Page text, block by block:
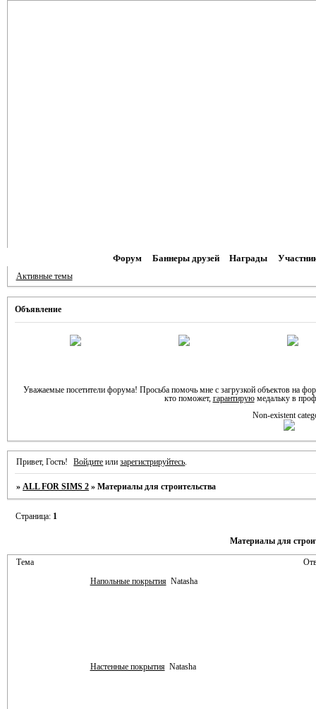
Форум Баннеры друзей Награды
Активные темы
Объявление
Уважаемые посетители форума! Просьба помочь мне с загрузкой объектов на
кто поможет, гарантируюмедальку в
Non-existent
Привет, Гость! Войдите илизарегистрируйтесь
» ALL FOR SIMS 2 »Материалы для строительства
Материалы для
Страница: 1
Тема
Напольные покрытия Natasha
Настенные покрытия Natasha